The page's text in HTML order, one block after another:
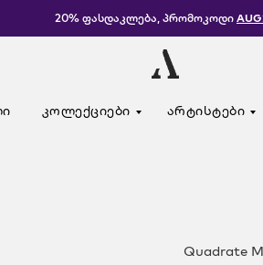
20% ფასდაკლება, პრომოკოდი
კოლექციები არტისტები
Quadrate